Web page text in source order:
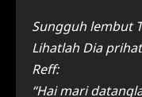
Sungguh lembut
Lihatlah Dia
Reff:
“Hai mari